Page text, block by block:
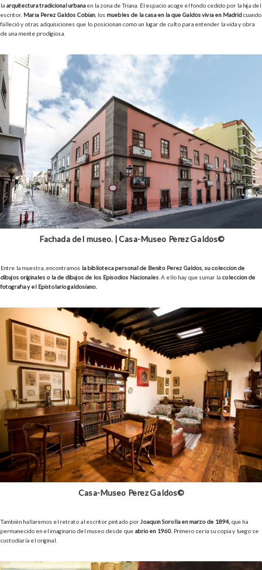
la arquitectura tradicional urbanaen la zona de Triana. El espacio acoge el fondo cedido por la hija del
escritor, María Pérez Galdós Cobián, los muebles de la casa en la que Galdós vivía en Madridcuando
falleció y otras adquisiciones que lo posicionan como un lugar de culto para entender la vida y obra
de una mente prodigiosa.
Fachada del museo. | Casa-Museo Pérez Galdós©
Entre la muestra, encontramos la biblioteca personal de Benito Pérez Galdós, su colección de
dibujos originales o la de dibujos de los Episodios Nacionales. A ello hay que sumar la colección de
fotografía y el Epistolario galdosiano.
Casa-Museo Pérez Galdós©
También hallaremos el retrato al escritor pintado por Joaquín Sorolla en marzo de 1894, que ha
permanecido en el imaginario del museo desde que abrió en 1960. Primero sería su copia y luego se
custodiaría el original.